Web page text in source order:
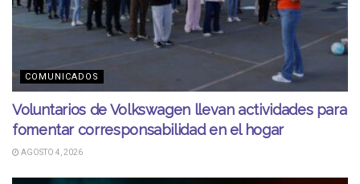
COMUNICADOS
Voluntarios de Volkswagen llevan actividades para
fomentar corresponsabilidad en el hogar
AGOSTO 4, 2026